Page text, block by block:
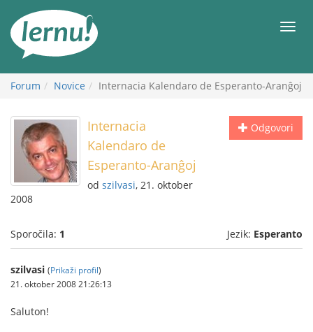
vsebini
Meni
Forum Novice Internacia Kalendaro de Esperanto-Aranĝoj
Odgovori
Internacia
Kalendaro de
Esperanto-Aranĝoj
od szilvasi, 21. oktober
2008
Sporočila: 1 Jezik: Esperanto
szilvasi (Prikaži profil)
21. oktober 2008 21:26:13
Saluton!